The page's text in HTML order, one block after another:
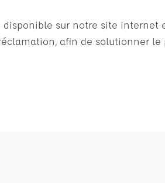
sur notre site internet
afin de solutionner